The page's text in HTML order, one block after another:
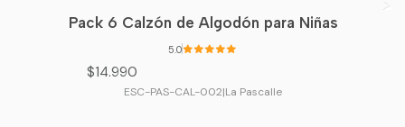
Pack 6 Calzón de Algodón para Niñas
5.0
$14.990
ESC-PAS-CAL-002|La Pascalle